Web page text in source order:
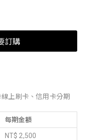
訂購
上刷卡、信用卡分期
每期金額
NT$ 2,500